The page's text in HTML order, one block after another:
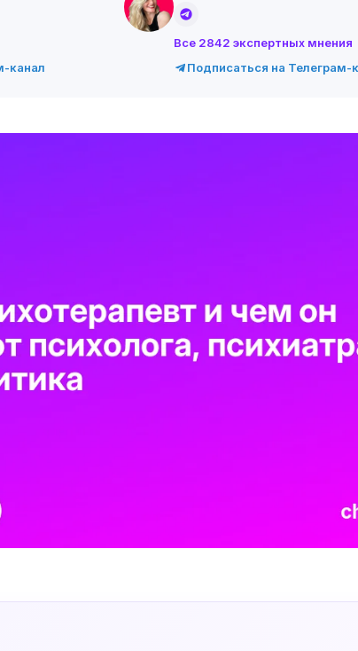
канал
Все 2842 экспертных мнения
Подписаться на Телеграм-